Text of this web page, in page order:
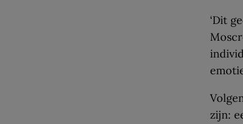
‘Dit
zijn: